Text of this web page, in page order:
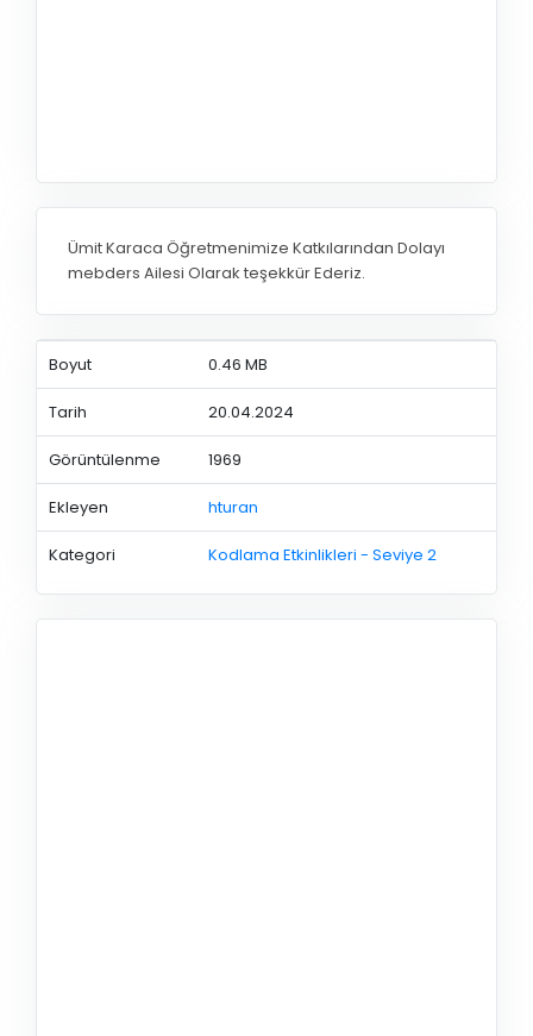
Ümit Karaca Öğretmenimize Katkılarından Dolayı
mebders Ailesi Olarak teşekkür Ederiz.
Boyut 0.46 MB
Tarih 20.04.2024
Görüntülenme 1969
Ekleyen hturan
Kategori Kodlama Etkinlikleri - Seviye 2